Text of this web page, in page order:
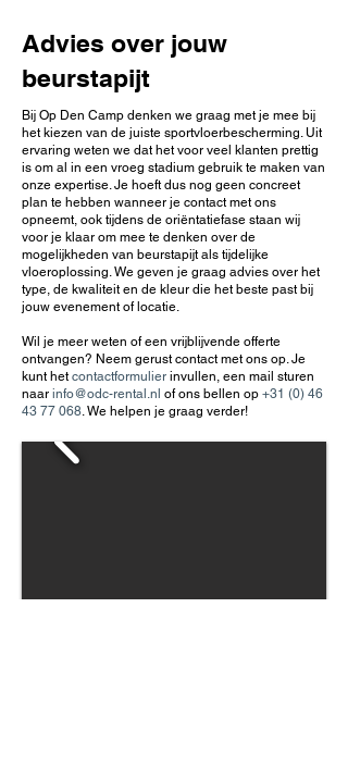
Advies over jouw
beurstapijt
Bij Op Den Camp denken we graag met je mee bij
het kiezen van de juiste sportvloerbescherming. Uit
ervaring weten we dat het voor veel klanten prettig
is om al in een vroeg stadium gebruik te maken van
onze expertise. Je hoeft dus nog geen concreet
plan te hebben wanneer je contact met ons
opneemt, ook tijdens de oriëntatiefase staan wij
voor je klaar om mee te denken over de
mogelijkheden van beurstapijt als tijdelijke
vloeroplossing. We geven je graag advies over het
type, de kwaliteit en de kleur die het beste past bij
jouw evenement of locatie.
Wil je meer weten of een vrijblijvende offerte
ontvangen? Neem gerust contact met ons op. Je
kunt het contactformulier invullen, een mail sturen
naar info@odc-rental.nl of ons bellen op +31 (0) 46
43 77 068. We helpen je graag verder!